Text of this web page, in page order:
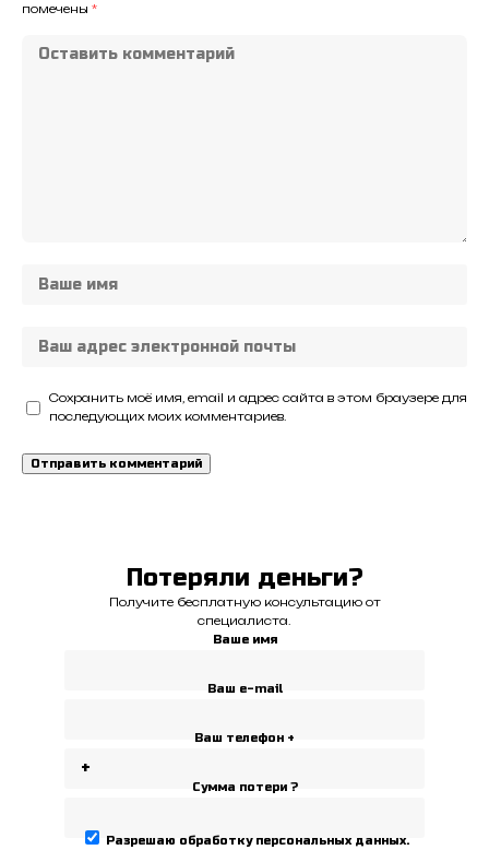
помечены *
Сохранить моё имя, email и адрес сайта в этом браузере для
последующих моих комментариев.
Потеряли деньги?
Получите бесплатную консультацию от
специалиста.
Ваше имя
Ваш e-mail
Ваш телефон +
Сумма потери ?
Разрешаю обработку персональных данных.